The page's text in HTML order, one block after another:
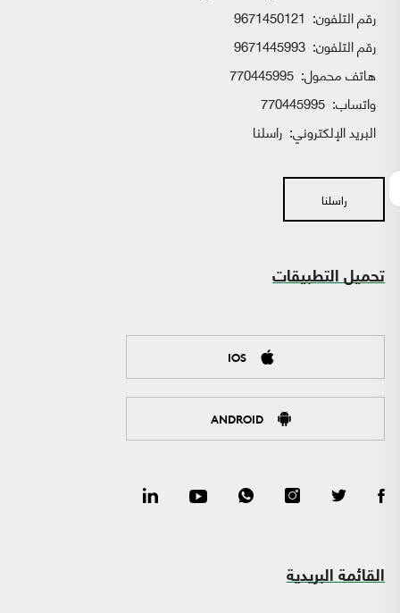
رقم التلفون: 9671450121
رقم التلفون: 9671445993
هاتف محمول: 770445995
واتساب:
البريد الإلكتروني: راسلنا
راسلنا
تحميل التطبيقات
IOS
ANDROID
القائمة البريدية